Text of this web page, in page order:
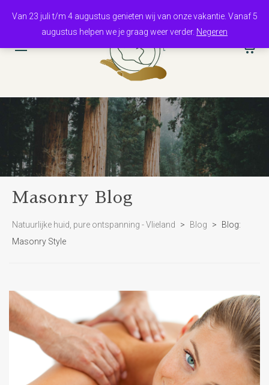
Van 23 juli t/m 4 augustus genieten wij van onze vakantie. Vanaf 5
augustus helpen we je graag weer verder. Negeren
Masonry Blog
Natuurlijke huid, pure ontspanning - Vlieland > Blog >
Blog:
Masonry Style